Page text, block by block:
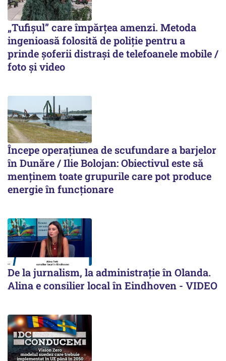
„Tufișul” care împărțea amenzi. Metoda
ingenioasă folosită de poliție pentru a
prinde șoferii distrași de telefoanele mobile /
foto și video
Începe operațiunea de scufundare a barjelor
în Dunăre / Ilie Bolojan: Obiectivul este să
menținem toate grupurile care pot produce
energie în funcționare
De la jurnalism, la administrație în Olanda.
Alina e consilier local în Eindhoven - VIDEO